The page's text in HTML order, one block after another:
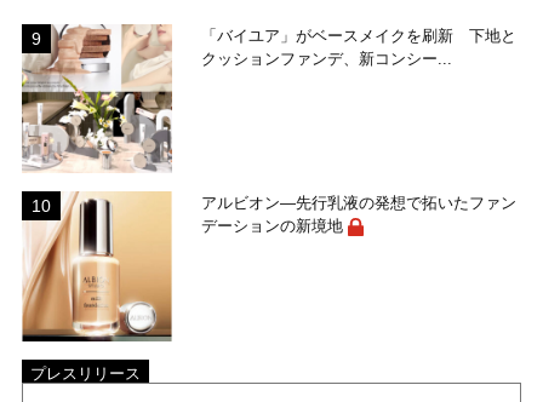
「バイユア」がベースメイクを刷新 下地と
クッションファンデ、新コンシー...
アルビオン―先行乳液の発想で拓いたファン
デーションの新境地
プレスリリース